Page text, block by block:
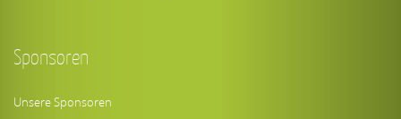
Sponsoren
Unsere Sponsoren